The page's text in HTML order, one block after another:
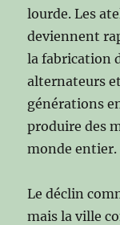
lourde. Les
deviennent
la fabrication
alternateurs
générations
produire des
monde entier.
Le déclin
mais la ville